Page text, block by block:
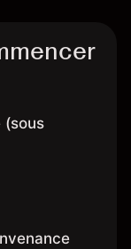
(sous